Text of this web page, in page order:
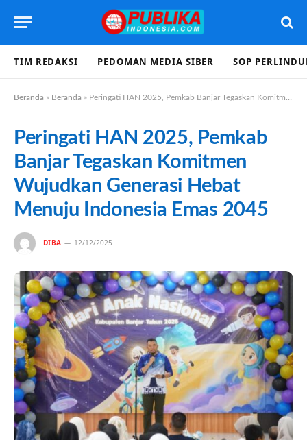
TIM REDAKSI PEDOMAN MEDIA SIBER SOP
Beranda » Beranda » Peringati HAN 2025, Pemkab Banjar Tegaskan Komitmen Wujudkan Generasi Hebat Menuju Indonesia Emas 2045
Peringati HAN 2025, Pemkab
Banjar Tegaskan Komitmen
Wujudkan Generasi Hebat
Menuju Indonesia Emas 2045
DIBA 12/12/2025